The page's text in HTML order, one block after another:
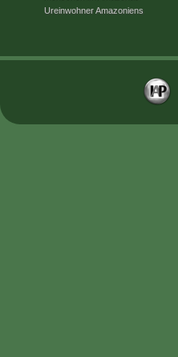
Ureinwohner Amazoniens